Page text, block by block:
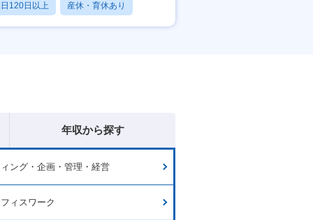
120日以上 産休・育休あり
業20時間以内
年収から探す
ング・企画・管理・経営
ィスワーク